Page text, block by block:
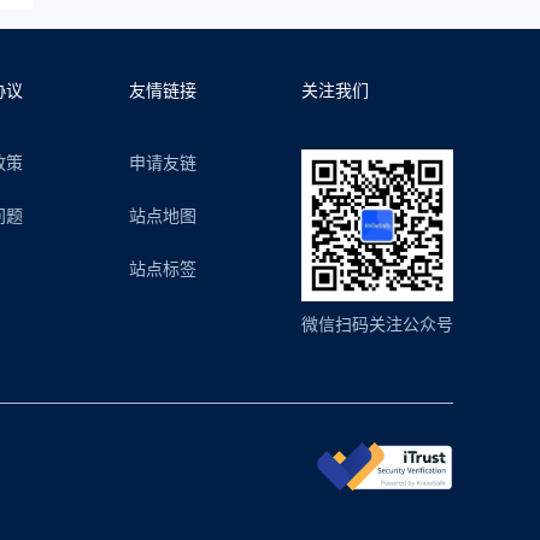
议
策
题
友情链接
申请友链
站点地图
站点标签
关注我们
微信扫码关注公众号